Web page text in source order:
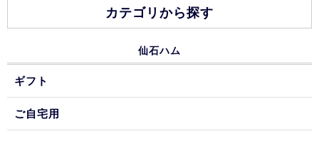
カテゴリから探す
仙石ハム
ギフト
ご自宅用